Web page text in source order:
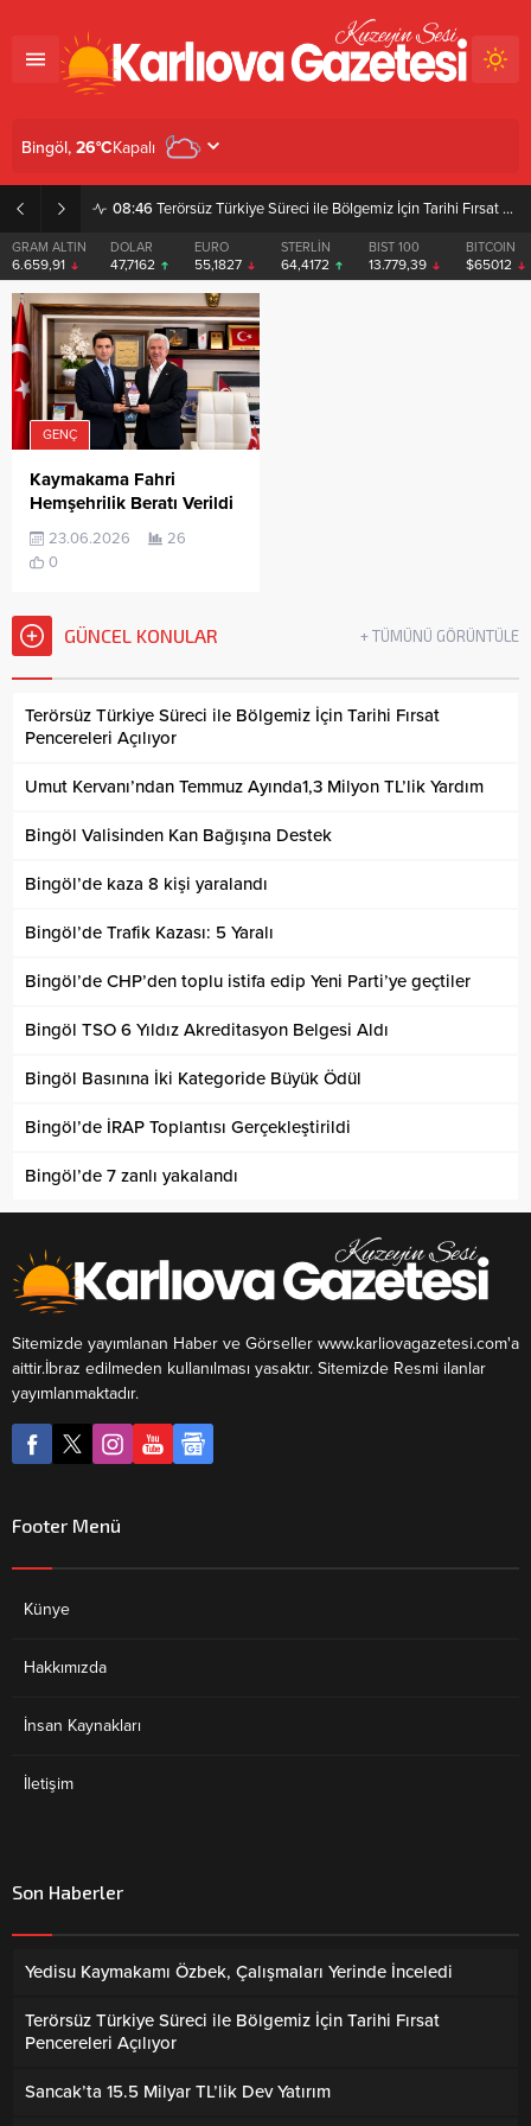
08:46 Terörsüz Türkiye Süreci ile Bölgemiz İçin Tarihi Fırsat Pencereleri Açılıyor
GRAM ALTIN
6.659,91
DOLAR
47,7162
EURO
55,1827
STERLİN
64,4172
BIST 100
13.779,39
BITCOIN
$65012
Bingöl, 26°CKapalı
GENÇ
Kaymakama Fahri
Hemşehrilik Beratı Verildi
23.06.2026
26
0
GÜNCEL KONULAR + TÜMÜNÜ GÖRÜNTÜLE
Terörsüz Türkiye Süreci ile Bölgemiz İçin Tarihi Fırsat
Pencereleri Açılıyor
Umut Kervanı’ndan Temmuz Ayında1,3 Milyon TL’lik Yardım
Bingöl Valisinden Kan Bağışına Destek
Bingöl’de kaza 8 kişi yaralandı
Bingöl’de Trafik Kazası: 5 Yaralı
Bingöl’de CHP’den toplu istifa edip Yeni Parti’ye geçtiler
Bingöl TSO 6 Yıldız Akreditasyon Belgesi Aldı
Bingöl Basınına İki Kategoride Büyük Ödül
Bingöl’de İRAP Toplantısı Gerçekleştirildi
Bingöl’de 7 zanlı yakalandı
Sitemizde yayımlanan Haber ve Görseller www.karliovagazetesi.com'a
aittir.İbraz edilmeden kullanılması yasaktır. Sitemizde Resmi ilanlar
yayımlanmaktadır.
Footer Menü
Künye
Hakkımızda
İnsan Kaynakları
İletişim
Son Haberler
Yedisu Kaymakamı Özbek, Çalışmaları Yerinde İnceledi
Terörsüz Türkiye Süreci ile Bölgemiz İçin Tarihi Fırsat
Pencereleri Açılıyor
Sancak’ta 15.5 Milyar TL’lik Dev Yatırım